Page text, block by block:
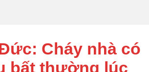
Cháy nhà có
bất thường lúc